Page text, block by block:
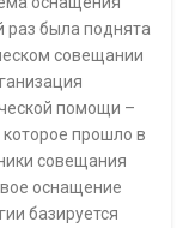
раз была поднята
совещании
помощи –
прошло в
совещания
оснащение
базируется